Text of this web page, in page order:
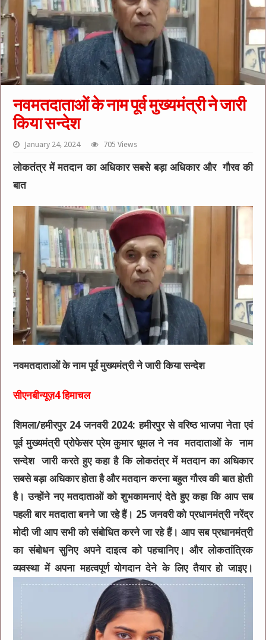
नवमतदाताओं के नाम पूर्व मुख्यमंत्री ने जारी
किया सन्देश
January 24, 2024 705 Views
लोकतंत्र में मतदान का अधिकार सबसे बड़ा अधिकार और गौरव की
बात
नवमतदाताओं के नाम पूर्व मुख्यमंत्री ने जारी किया सन्देश
सीएनबीन्यूज़4 हिमाचल
शिमला/हमीरपुर24 जनवरी 2024: हमीरपुर से वरिष्ठ भाजपा नेता एवं
पूर्व मुख्यमंत्री प्रोफेसर प्रेम कुमार धूमल ने नव मतदाताओं के नाम
सन्देश जारी करते हुए कहा है कि लोकतंत्र में मतदान का अधिकार
सबसे बड़ा अधिकार होता है और मतदान करना बहुत गौरव की बात होती
है। उन्होंने नए मतदाताओं को शुभकामनाएं देते हुए कहा कि आप सब
पहली बार मतदाता बनने जा रहे हैं। 25 जनवरी को प्रधानमंत्री नरेंद्र
मोदी जी आप सभी को संबोधित करने जा रहे हैं। आप सब प्रधानमंत्री
का संबोधन सुनिए अपने दाइत्व को पहचानिए। और लोकतांत्रिक
व्यवस्था में अपना महत्वपूर्ण योगदान देने के लिए तैयार हो जाइए।